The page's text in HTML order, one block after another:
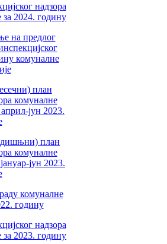
надзора
за 2024. годину
на предлог
комуналне
план
комуналне
јун 2023.
план
комуналне
јун 2023.
комуналне
годину
надзора
за 2023. годину